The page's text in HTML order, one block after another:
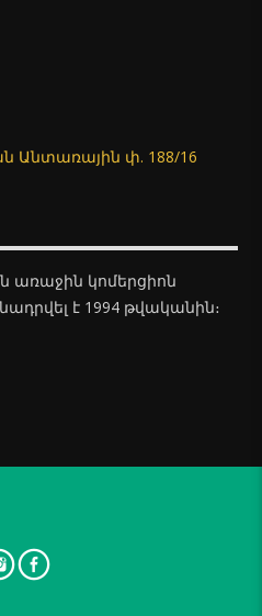
Անտառային փ. 188/16
առաջին կոմերցիոն
է 1994 թվականին։